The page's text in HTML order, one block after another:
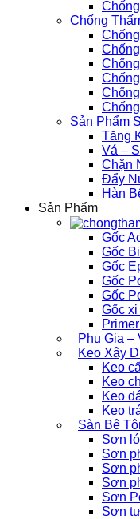
Chống
Sản Phẩm
Tăng
Vá –
Chặn
Đẩy
Hàn
Sản Phẩm
Gốc
Gốc
Gốc
Gốc
Gốc
Gốc xi
Phụ Gia –
Keo Xây
Keo
Keo
Keo
Keo
Sàn Bê
Sơn
Sơn
Sơn
Sơn
Sơn
Sơn